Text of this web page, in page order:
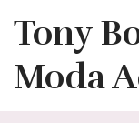
Tony
Moda